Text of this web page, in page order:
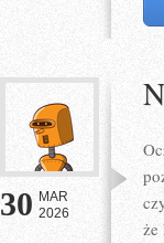
30 MAR
2026
że